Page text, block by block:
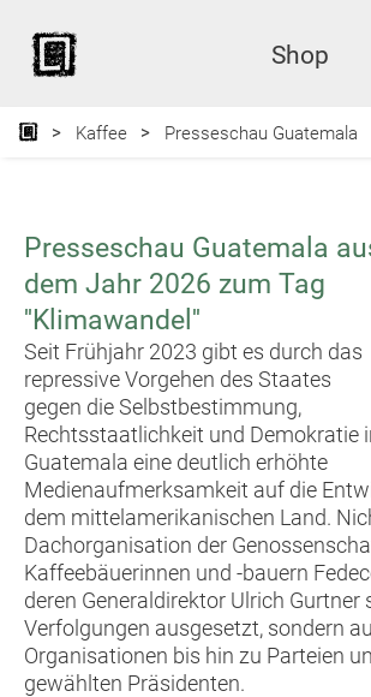
Shop
Kaffee Presseschau Guatemala
Presseschau Guatemala
dem Jahr 2026 zum Tag
''Klimawandel''
Seit Frühjahr 2023 gibt es durch das
repressive Vorgehen des Staates
gegen die Selbstbestimmung,
Rechtsstaatlichkeit und Demokratie
Guatemala eine deutlich erhöhte
Medienaufmerksamkeit auf die
dem mittelamerikanischen Land.
Dachorganisation der
Kaffeebäuerinnen und -bauern
deren Generaldirektor Ulrich Gurtner
Verfolgungen ausgesetzt, sondern
Organisationen bis hin zu Parteien
gewählten Präsidenten.